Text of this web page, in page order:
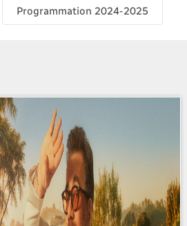
Programmation 2024-2025